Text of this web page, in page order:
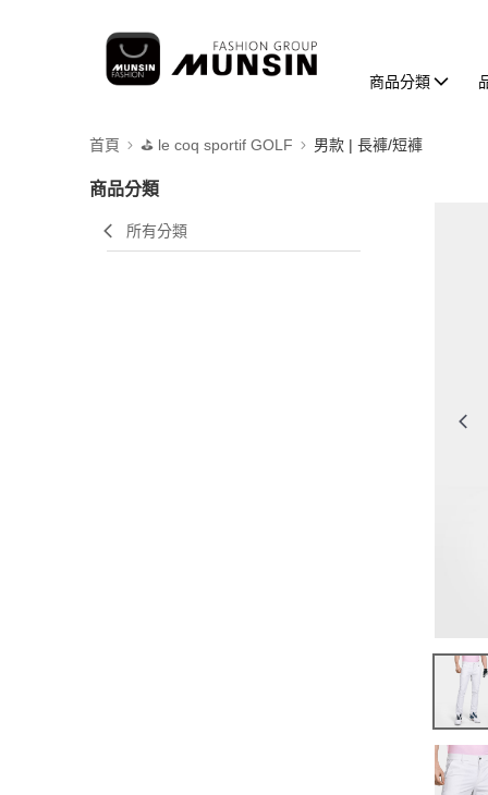
商品分類
首頁 ⛳️ le coq sportif GOLF 男款 | 長褲/短褲
商品分類
所有分類